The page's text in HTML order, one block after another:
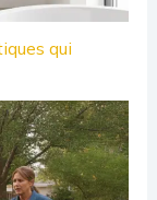
qui